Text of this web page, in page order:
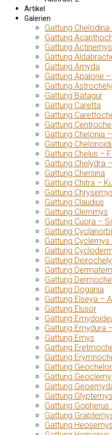
Artikel
Galerien
Gattung
Gattung
Gattung Actinemys
Gattung
Gattung Amyda
Gattung Apalone
Gattung
Gattung Batagur
Gattung Caretta
Gattung
Gattung
Gattung Chelonia
Gattung
Gattung Chelus –
Gattung Chelydra
Gattung Chersina
Gattung Chitra –
Gattung
Gattung Claudius
Gattung Clemmys
Gattung Cuora –
Gattung
Gattung
Gattung
Gattung
Gattung
Gattung
Gattung Dogania
Gattung Elseya –
Gattung Elusor
Gattung
Gattung Emydura
Gattung Emys
Gattung
Gattung
Gattung
Gattung
Gattung
Gattung
Gattung
Gattung
Gattung